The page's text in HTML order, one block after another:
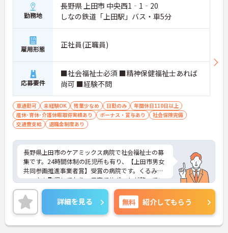
勤務地
長野県 上田市 中央西1‐1‐20
しなの鉄道「上田駅」バス・車5分
雇用形態 正社員(正職員)
応募要件
■社会福祉士必須 ■精神保健福祉士あれば
尚可 ■経験不問
車通勤可 未経験OK 残業少なめ 日勤のみ
年間休日110日以上
産休･育休･介護休暇取得実績あり
ボーナス・賞与あり
社会保険完備
交通費支給
退職金制度あり
長野県上田市のケアミックス病院で社会福祉士の募
集です。24時間体制の託児所も有り、【上田市男女
共同参画推進事業者賞】受賞の病院です。くるみん
マークも取得しており、子育てサポートが整ってい
る為、長く働きやすい環境が整えられています◎ま
た、日勤のみで残業なしのため無理なく就業いただ
けます。
ご興味ある方には、面接対策ポイントなど、さらに
詳細をお話しいたしますのでお気軽にご相談くださ
詳細を見る 無料 紹介してもらう